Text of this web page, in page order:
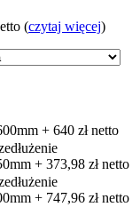
(czytaj więcej)
+ 640 zł netto
+ 373,98 zł netto
+ 747,96 zł netto